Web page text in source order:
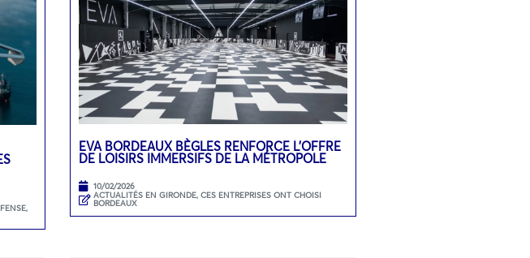
,
EVA BORDEAUX BÈGLES RENFORCE L’OFFRE
DE LOISIRS IMMERSIFS DE LA MÉTROPOLE
10/02/2026
ACTUALITÉS EN GIRONDE, CES ENTREPRISES ONT CHOISI
BORDEAUX